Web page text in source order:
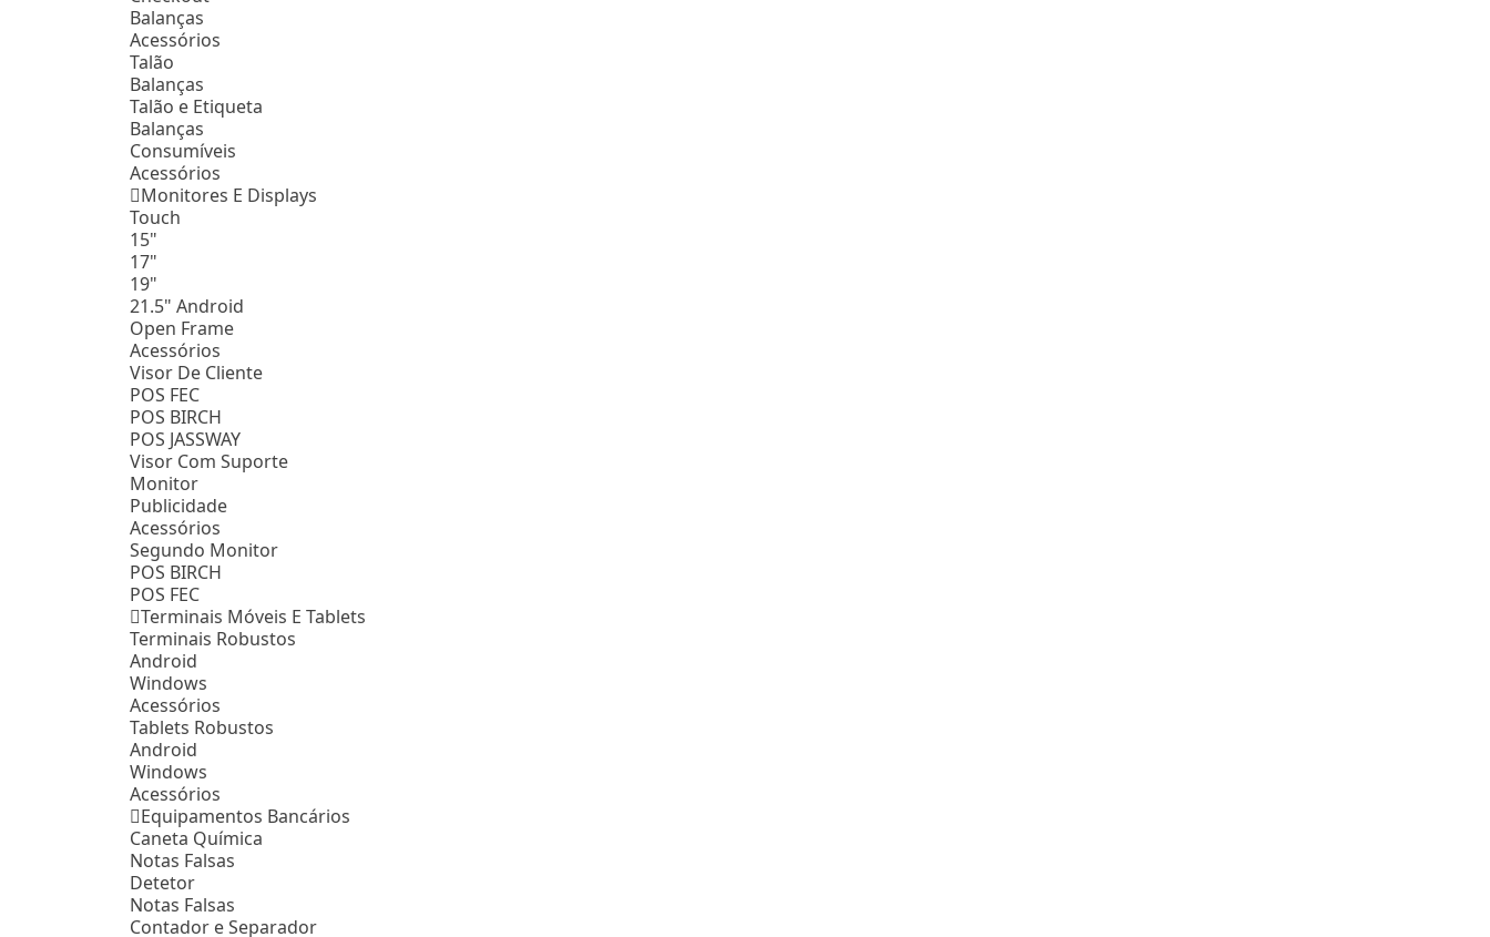
Balanças
Acessórios
Talão
Balanças
Talão e Etiqueta
Balanças
Consumíveis
Acessórios
Monitores E Displays
Touch
15"
17"
19"
21.5" Android
Open Frame
Acessórios
Visor De Cliente
POS FEC
POS BIRCH
POS JASSWAY
Visor Com Suporte
Monitor
Publicidade
Acessórios
Segundo Monitor
POS BIRCH
POS FEC
Terminais Móveis E Tablets
Terminais Robustos
Android
Windows
Acessórios
Tablets Robustos
Android
Windows
Acessórios
Equipamentos Bancários
Caneta Química
Notas Falsas
Detetor
Notas Falsas
Contador e Separador